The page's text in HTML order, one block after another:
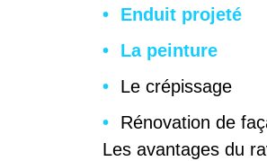
Enduit projeté
La peinture
Le crépissage
Rénovation de
Les avantages du